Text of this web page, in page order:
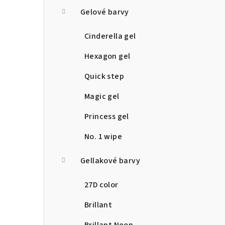
Gelové barvy
Cinderella gel
Hexagon gel
Quick step
Magic gel
Princess gel
No. 1 wipe
Gellakové barvy
27D color
Brillant